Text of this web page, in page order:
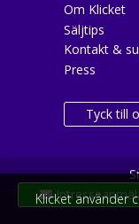
Om Klicket
Säljtips
Kontakt &
Press
Tyck till
Klicket använder